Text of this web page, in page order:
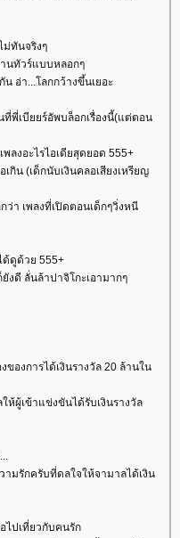
ม่ทันจริงๆ
นทัวร์แบบหลอกๆ
อ่า...โลกกว้างขึ้นเยอะ
ที่พี่เบียยร์อัพบล็อกเรื่องนี้(แต่ตอน
พลงอะไรไอเดียสุดยอด 555+
กิน (เด็กนับเงินคลอเสียงเหรียญ
า เพลงที่เปิดตอนเด็กๆวิ่งหนี
ดูด้วย 555+
งดี ลั่นล้าปาจิโกะเอามากๆ
องการได้เงินรางวัล 20 ล้านใน
ผู้เข้าแข่งขันได้รับเงินรางวัล
มรักครับที่ดลใจให้จามาลได้เงิน
ไปเที่ยวกับคนรัก